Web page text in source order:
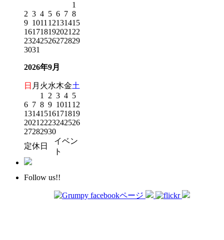
1
2 3 4 5 6 7 8
9 1011 12131415
161718192021 22
23242526272829
3031
2026年9月
日 月 火水木金土
1
2 3 4 5
6 7 8 9 1011 12
13141516171819
2021 2223242526
27282930
定休日
イベン
ト
Follow us!!